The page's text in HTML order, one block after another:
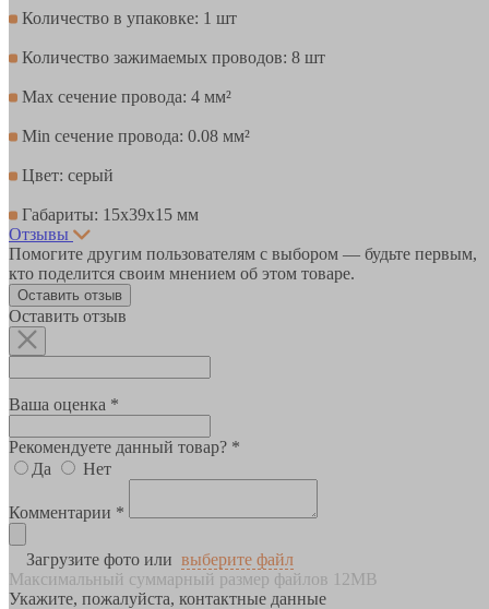
Количество в упаковке: 1 шт
Количество зажимаемых проводов: 8 шт
Max сечение провода: 4 мм²
Min сечение провода: 0.08 мм²
Цвет: серый
Габариты: 15х39х15 мм
Отзывы
Помогите другим пользователям с выбором — будьте первым,
кто поделится своим мнением об этом товаре.
Оставить отзыв
Оставить отзыв
Ваша оценка *
Рекомендуете данный товар? *
Да
Нет
Комментарии *
Загрузите фото или выберите файл
Максимальный суммарный размер файлов 12MB
Укажите, пожалуйста, контактные данные